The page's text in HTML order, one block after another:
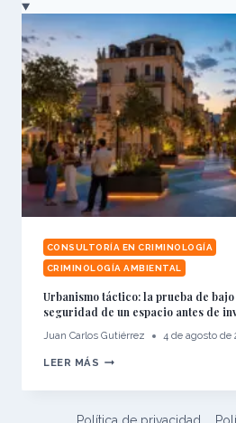
CONSULTORÍA EN CRIMINOLOGÍA
CRIMINOLOGÍA AMBIENTAL
Urbanismo táctico: la prueba de
seguridad de un espacio antes de
Juan Carlos Gutiérrez 4 de agosto de
LEER MÁS URBANISMO
PRUEBA
BAJO